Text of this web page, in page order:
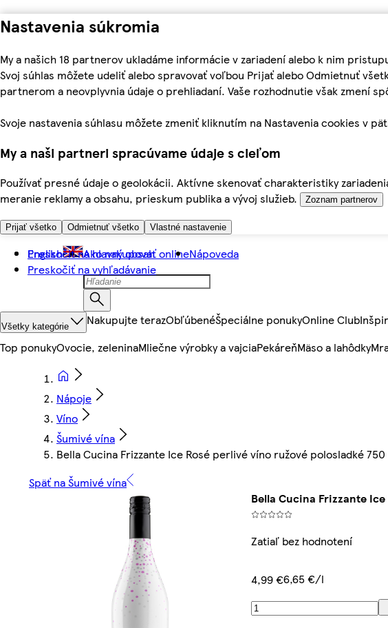
Nastavenia súkromia
My a našich 18 partnerov ukladáme informácie v zariadení alebo k nim
Svoj súhlas môžete udeliť alebo spravovať voľbou Prijať alebo Odmietnuť
partnerom a neovplyvnia údaje o prehliadaní. Vaše rozhodnutie však zmení
Svoje nastavenia súhlasu môžete zmeniť kliknutím na Nastavenia cookies v
My a naši partneri spracúvame údaje s cieľom
Používať presné údaje o geolokácii. Aktívne skenovať charakteristiky
meranie reklamy a obsahu, prieskum publika a vývoj služieb.
Zoznam partnerov
Prijať všetko Odmietnuť všetko Vlastné nastavenie
Preskočiť na hlavný obsah
Preskočiť na vyhľadávanie
English Ako nakupovať onlineNápoveda
Všetky kategórie Nakupujte terazObľúbenéŠpeciálne ponukyOnline Club
Top ponukyOvocie, zeleninaMliečne výrobky a vajciaPekáreňMäso a lahôdky
Nápoje
Víno
Šumivé vína
Bella Cucina Frizzante Ice Rosé perlivé víno ružové polosladké 750
Späť na Šumivé vína
Bella Cucina Frizzante
Zatiaľ bez hodnotení
4,99 €6,65 €/l